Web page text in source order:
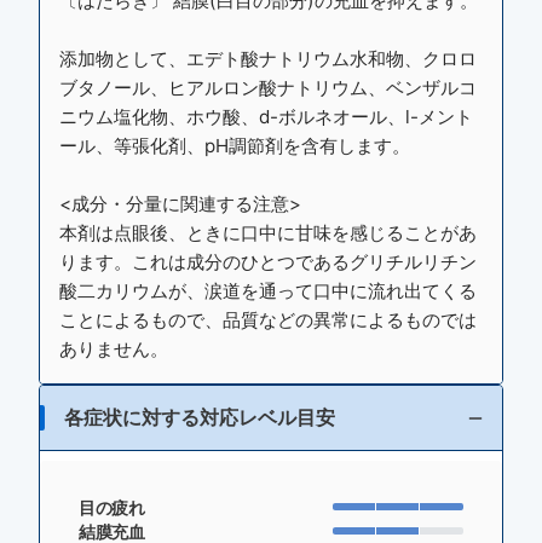
添加物として、エデト酸ナトリウム水和物、クロロ
ブタノール、ヒアルロン酸ナトリウム、ベンザルコ
ニウム塩化物、ホウ酸、d-ボルネオール、l-メント
ール、等張化剤、pH調節剤を含有します。
<成分・分量に関連する注意>
本剤は点眼後、ときに口中に甘味を感じることがあ
ります。これは成分のひとつであるグリチルリチン
酸二カリウムが、涙道を通って口中に流れ出てくる
ことによるもので、品質などの異常によるものでは
ありません。
各症状に対する対応レベル目安
目の疲れ
結膜充血